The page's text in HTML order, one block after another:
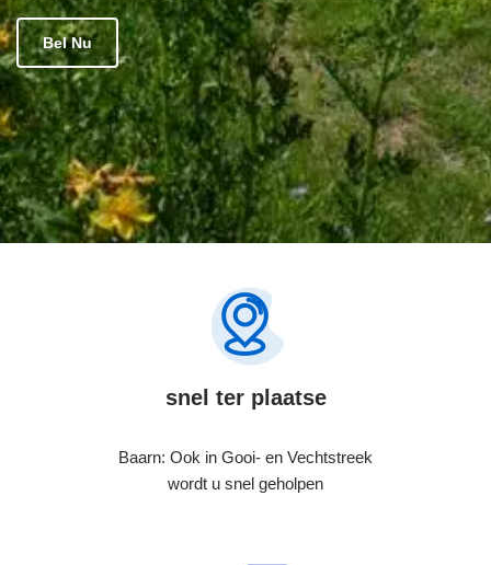
Bel Nu
snel ter plaatse
Baarn: Ook in Gooi- en Vechtstreek
wordt u snel geholpen